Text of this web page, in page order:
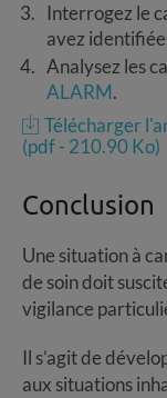
Interrogez le
avez
Analysez les
ALARM.
Télécharger
(pdf - 210.90 Ko)
Conclusion
Une situation à
de soin doit
vigilance
Il s’agit de
aux situations